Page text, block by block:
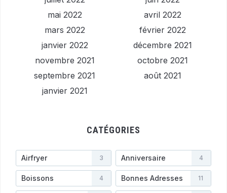
mai 2022
avril 2022
mars 2022
février 2022
janvier 2022
décembre 2021
novembre 2021
octobre 2021
septembre 2021
août 2021
janvier 2021
CATÉGORIES
Airfryer 3 Anniversaire 4
Boissons 4 Bonnes Adresses 11